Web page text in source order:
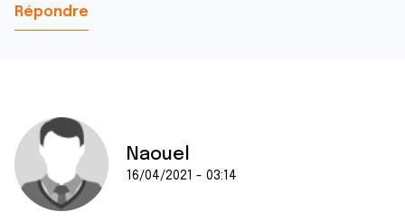
Répondre
Naouel
16/04/2021 - 03:14